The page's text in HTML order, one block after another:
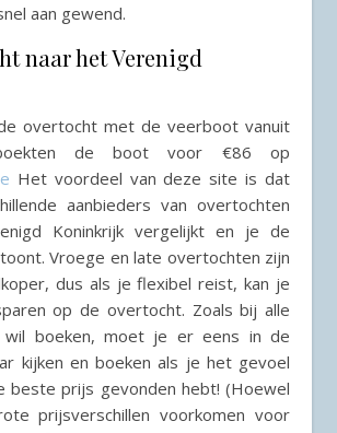
aan gewend.
naar het Verenigd
overtocht met de veerboot vanuit
de boot voor €86 op
Het voordeel van deze site is dat
aanbieders van overtochten
Koninkrijk vergelijkt en je de
Vroege en late overtochten zijn
dus als je flexibel reist, kan je
op de overtocht. Zoals bij alle
boeken, moet je er eens in de
kijken en boeken als je het gevoel
beste prijs gevonden hebt! (Hoewel
prijsverschillen voorkomen voor